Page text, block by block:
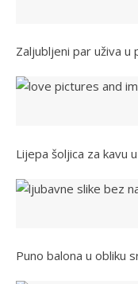
Zaljubljeni par uživa u
Lijepa šoljica za kavu
Puno balona u obliku